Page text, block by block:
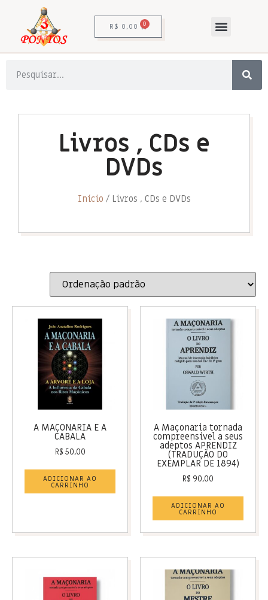
R$ 0,00 0
Livros , CDs e
DVDs
Início / Livros , CDs e DVDs
A MAÇONARIA E A
CABALA
R$ 50,00
ADICIONAR AO
CARRINHO
A Maçonaria tornada
compreensível a seus
adeptos APRENDIZ
(TRADUÇÃO DO
EXEMPLAR DE 1894)
R$ 90,00
ADICIONAR AO
CARRINHO